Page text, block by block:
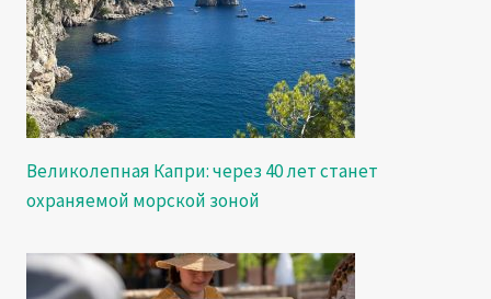
Великолепная Капри: через 40 лет станет
охраняемой морской зоной